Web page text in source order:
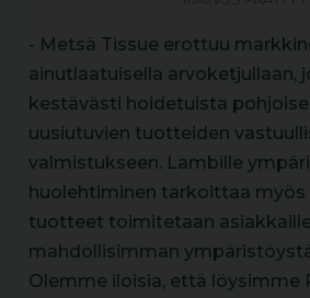
- Metsä Tissue erottuu
ainutlaatuisella arvoketjullaan,
kestävästi hoidetuista
uusiutuvien tuotteiden
valmistukseen. Lambille
huolehtiminen tarkoittaa myös
tuotteet toimitetaan
mahdollisimman
Olemme iloisia, että löysimme